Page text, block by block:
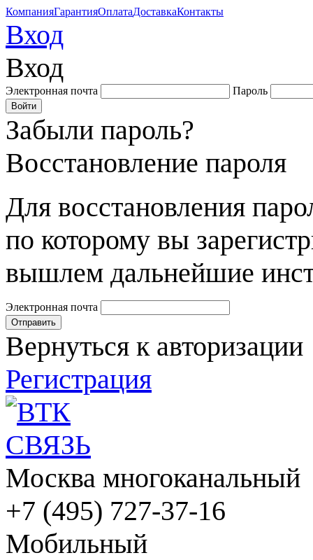
КомпанияГарантияОплатаДоставкаКонтакты
Вход
Вход
Электронная почта Пароль
Забыли пароль?
Восстановление пароля
Для восстановления
по которому вы
вышлем дальнейшие
Электронная почта
Вернуться к авторизации
Регистрация
Москва многоканальный
+7 (495) 727-37-16
Мобильный